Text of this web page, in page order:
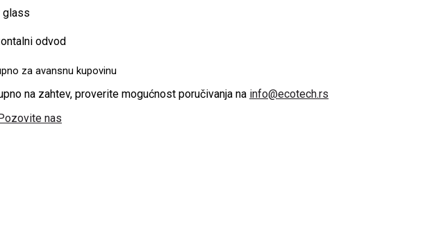
glass
odvod
za avansnu kupovinu
na zahtev, proverite mogućnost poručivanja na info@ecotech.rs
nas